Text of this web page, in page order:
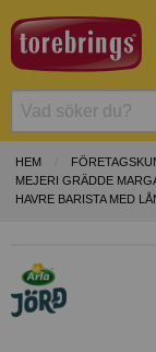
HEM
MEJERI GRÄDDE
HAVRE BARISTA MED